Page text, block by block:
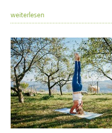
weiterlesen